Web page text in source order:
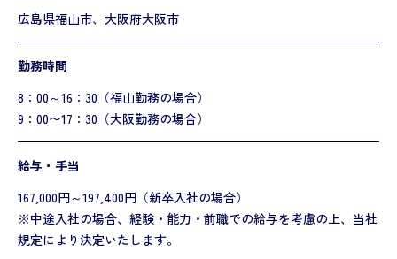
広島県福山市、大阪府大阪市
勤務時間
8：00～16：30（福山勤務の場合）
9：00〜17：30（大阪勤務の場合）
給与・手当
167,000円～197,400円（新卒入社の場合）
※中途入社の場合、経験・能力・前職での給与を考慮の上、当社
規定により決定いたします。